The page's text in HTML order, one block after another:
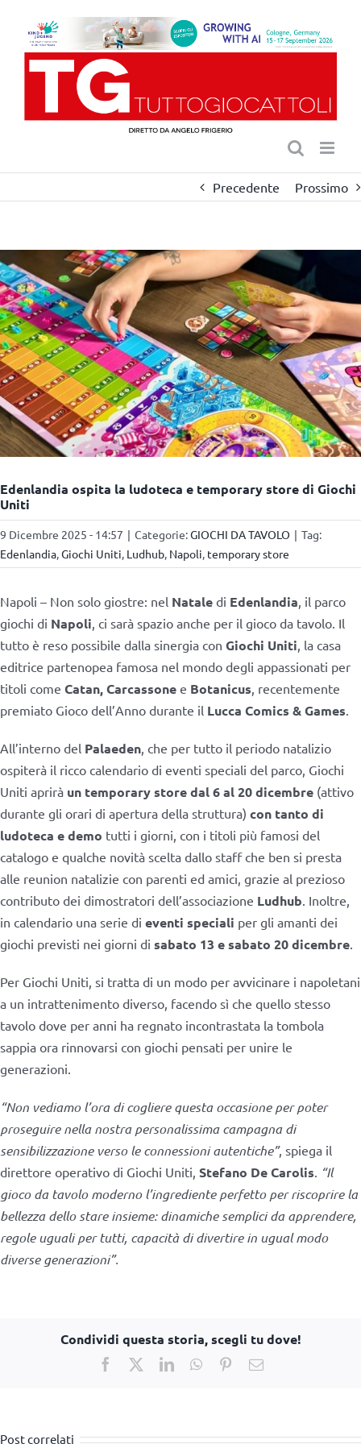
contenuto
Precedente Prossimo
Edenlandia ospita la ludoteca e temporary store di Giochi
Uniti
9 Dicembre 2025 - 14:57 | Categorie:GIOCHI DA TAVOLO | Tag:
Edenlandia,Giochi Uniti, Ludhub, Napoli, temporary store
Napoli – Non solo giostre: nel Natale di Edenlandia, il parco
giochi di Napoli, ci sarà spazio anche per il gioco da tavolo. Il
tutto è reso possibile dalla sinergia con Giochi Uniti, la casa
editrice partenopea famosa nel mondo degli appassionati per
titoli come Catan, Carcassone e Botanicus, recentemente
premiato Gioco dell’Anno durante il Lucca Comics & Games.
All’interno del Palaeden, che per tutto il periodo natalizio
ospiterà il ricco calendario di eventi speciali del parco, Giochi
Uniti aprirà un temporary store dal 6 al 20 dicembre (attivo
durante gli orari di apertura della struttura) con tanto di
ludoteca e demo tutti i giorni, con i titoli più famosi del
catalogo e qualche novità scelta dallo staff che ben si presta
alle reunion natalizie con parenti ed amici, grazie al prezioso
contributo dei dimostratori dell’associazione Ludhub. Inoltre,
in calendario una serie di eventi speciali per gli amanti dei
giochi previsti nei giorni di sabato 13 e sabato 20 dicembre.
Per Giochi Uniti, si tratta di un modo per avvicinare i napoletani
a un intrattenimento diverso, facendo sì che quello stesso
tavolo dove per anni ha regnato incontrastata la tombola
sappia ora rinnovarsi con giochi pensati per unire le
generazioni.
“Non vediamo l’ora di cogliere questa occasione per poter
proseguire nella nostra personalissima campagna di
sensibilizzazione verso le connessioni autentiche”, spiega il
direttore operativo di Giochi Uniti, Stefano De Carolis. “Il
gioco da tavolo moderno l’ingrediente perfetto per riscoprire la
bellezza dello stare insieme: dinamiche semplici da apprendere,
regole uguali per tutti, capacità di divertire in ugual modo
diverse generazioni”.
Condividi questa storia, scegli tu dove!
Facebook
X LinkedInWhatsApp
PinterestEmail
Post correlati